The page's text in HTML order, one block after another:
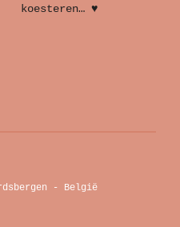
koesteren… ♥
- België